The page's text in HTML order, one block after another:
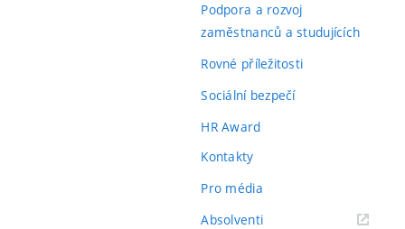
Podpora a rozvoj
zaměstnanců a studujících
Rovné příležitosti
Sociální bezpečí
HR Award
Kontakty
Pro média
Absolventi(externí